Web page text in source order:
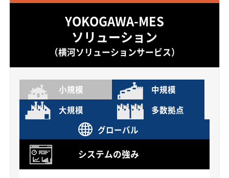
YOKOGAWA-MES
ソリューション
（横河ソリューションサービス）
小規模
中規模
大規模
多数拠点
グローバル
システムの強み